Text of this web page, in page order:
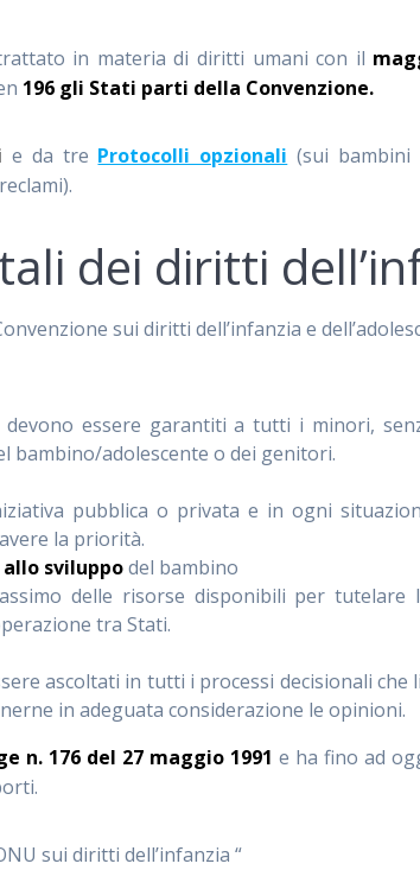
in materia di diritti umani con il
196 gli Stati parti della Convenzione.
e da tre Protocolli opzionali (sui
dei diritti
sui diritti dell’infanzia e
essere garantiti a tutti i minori,
bambino/adolescente o dei genitori.
pubblica o privata e in ogni
la priorità.
sviluppodel bambino
delle risorse disponibili per
tra Stati.
ascoltati in tutti i processi decisionali che
in adeguata considerazione le opinioni.
n. 176 del 27 maggio 1991e ha fino ad
sui diritti dell’infanzia “